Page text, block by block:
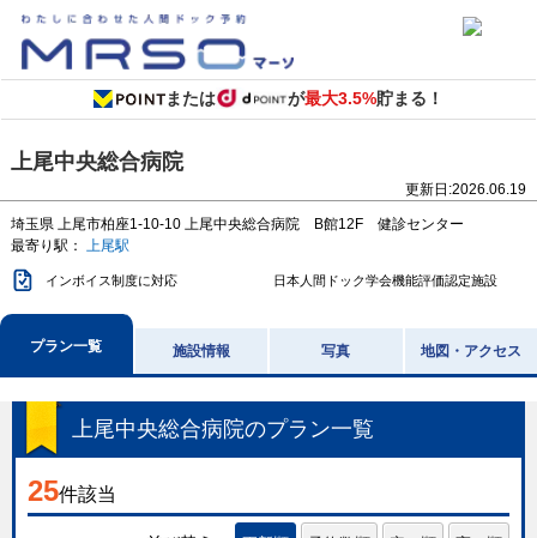
または が最大3.5%貯まる！
上尾中央総合病院
更新日:2026.06.19
埼玉県 上尾市柏座1-10-10 上尾中央総合病院 B館12F 健診センター
最寄り駅： 上尾駅
インボイス制度に対応 日本人間ドック学会機能評価認定施設
プラン一覧 施設情報 写真 地図・アクセス
上尾中央総合病院のプラン一覧
25件該当